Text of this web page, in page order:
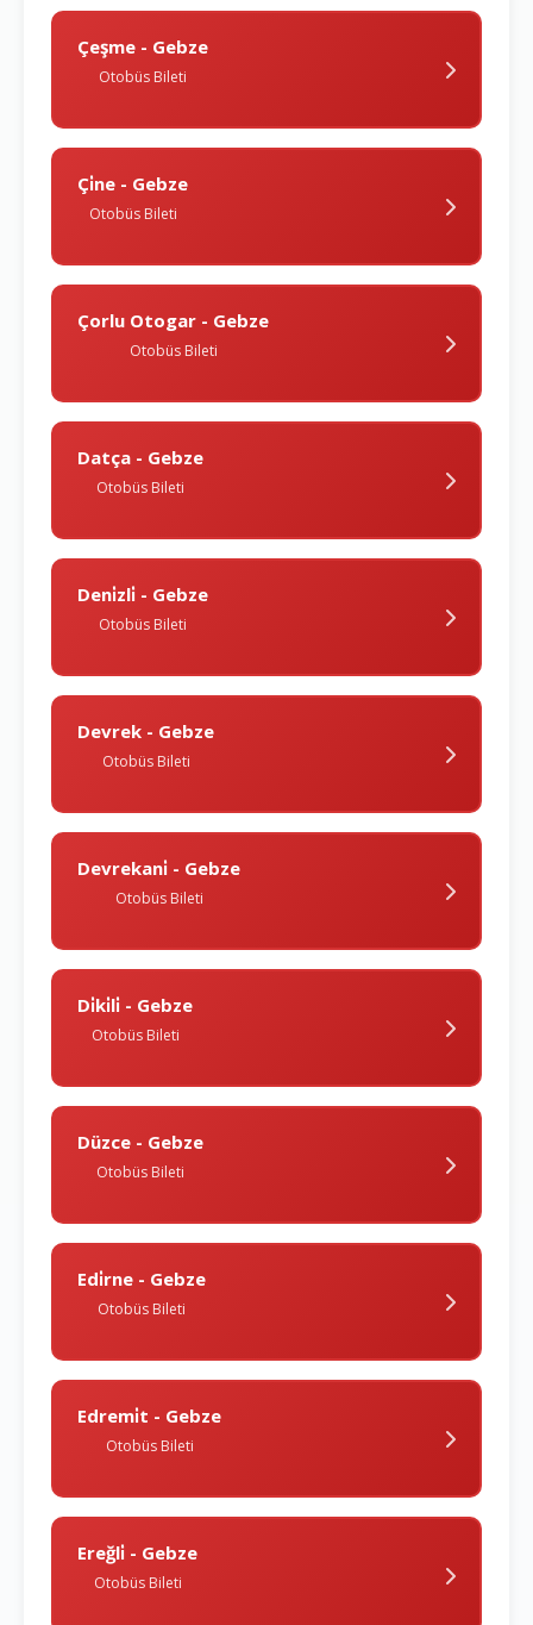
Çeşme - Gebze
Otobüs Bileti
Çi̇ne - Gebze
Otobüs Bileti
Çorlu Otogar - Gebze
Otobüs Bileti
Datça - Gebze
Otobüs Bileti
Deni̇zli̇ - Gebze
Otobüs Bileti
Devrek - Gebze
Otobüs Bileti
Devrekani̇ - Gebze
Otobüs Bileti
Di̇ki̇li̇ - Gebze
Otobüs Bileti
Düzce - Gebze
Otobüs Bileti
Edi̇rne - Gebze
Otobüs Bileti
Edremi̇t - Gebze
Otobüs Bileti
Ereğli̇ - Gebze
Otobüs Bileti